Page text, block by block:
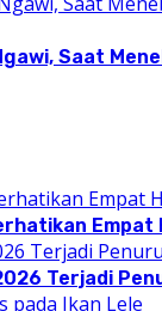
Saat
Empat
Terjadi